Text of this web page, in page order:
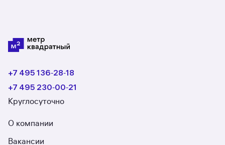
+7 495 136‑28‑18
+7 495 230‑00‑21
Круглосуточно
О компании
Вакансии